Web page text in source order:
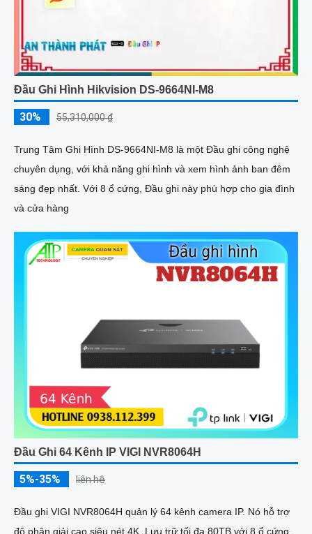
Đầu Ghi Hình Hikvision DS-9664NI-M8
30% 55,310,000 ₫
Trung Tâm Ghi Hình DS-9664NI-M8 là một Đầu ghi công nghệ
chuyên dụng, với khả năng ghi hình và xem hình ảnh ban đêm
sáng đẹp nhất. Với 8 ổ cứng, Đầu ghi này phù hợp cho gia đình
và cửa hàng
Đầu Ghi 64 Kênh IP VIGI NVR8064H
5%-35% liên hệ
Đầu ghi VIGI NVR8064H quản lý 64 kênh camera IP. Nó hỗ trợ
độ phân giải cao siêu nét 4K. Lưu trữ tối đa 80TB với 8 ổ cứng.